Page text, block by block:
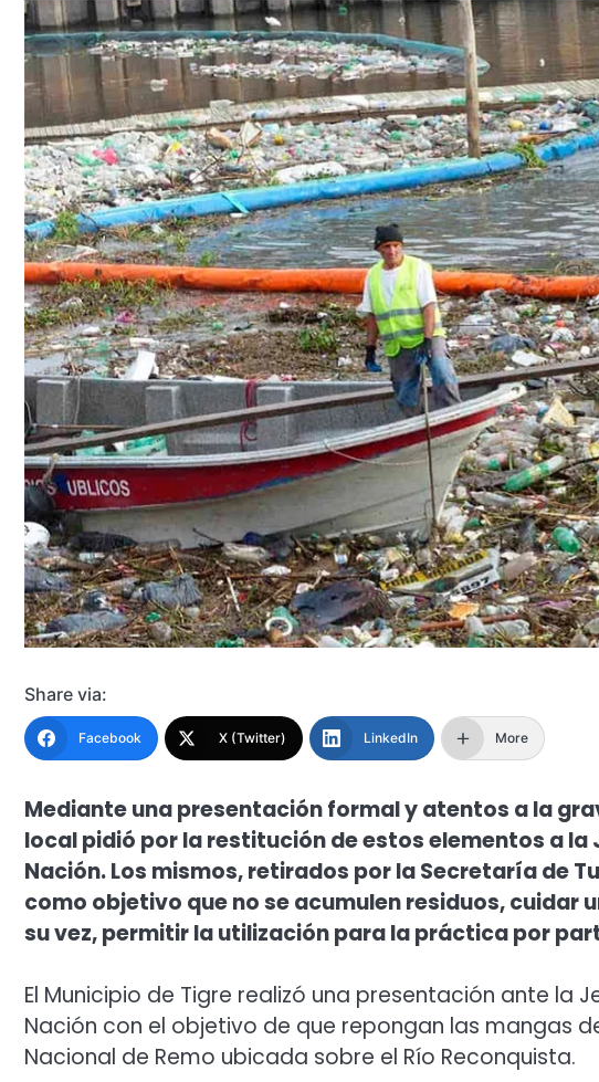
Share via:
Facebook X (Twitter) LinkedIn More
Mediante una presentación formal y atentos a la
local pidió por la restitución de estos elementos a
Nación. Los mismos, retirados por la Secretaría de
como objetivo que no se acumulen residuos, cuidar
su vez, permitir la utilización para la práctica por
El Municipio de Tigre realizó una presentación ante la
Nación con el objetivo de que repongan las mangas
Nacional de Remo ubicada sobre el Río Reconquista.